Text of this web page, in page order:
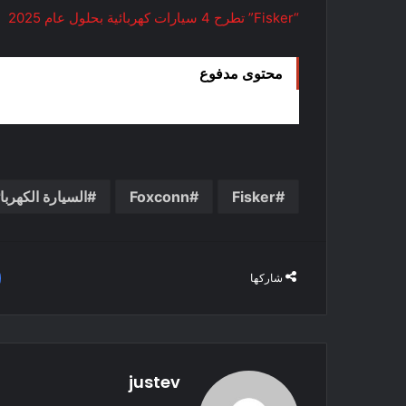
“Fisker” تطرح 4 سيارات كهربائية بحلول عام 2025
محتوى مدفوع
Fisker
Foxconn السيارة
شاركها
justev